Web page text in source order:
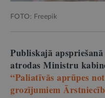
FOTO: Freepik
Publiskajā
atrodas Ministru
“Paliatīvās aprūpes
grozījumiem